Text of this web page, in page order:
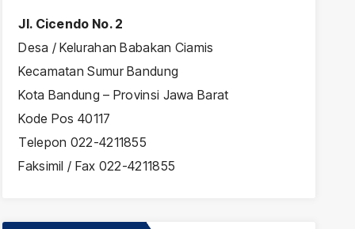
Jl. Cicendo No. 2
Desa / Kelurahan Babakan Ciamis
Kecamatan Sumur Bandung
Kota Bandung – Provinsi Jawa Barat
Kode Pos 40117
Telepon 022-4211855
Faksimil / Fax 022-4211855